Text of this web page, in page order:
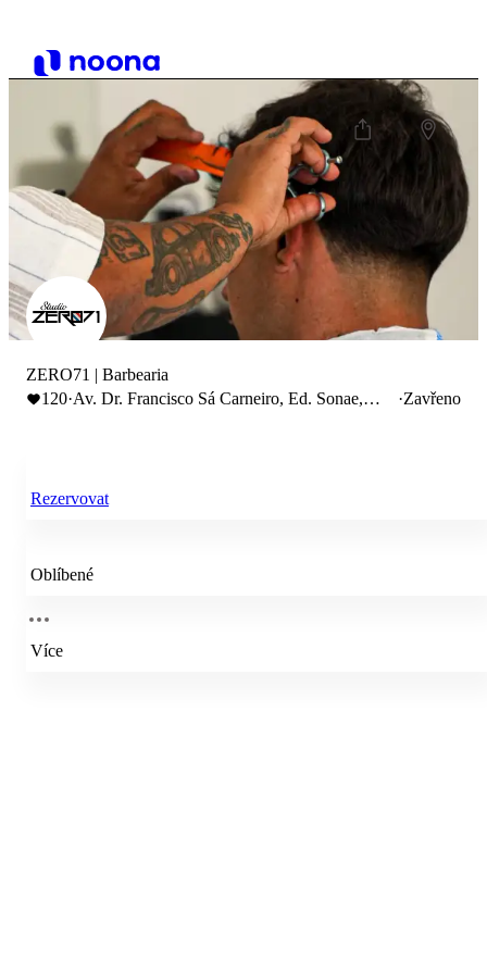
ZERO71 | Barbearia
120·Av. Dr. Francisco Sá Carneiro, Ed. Sonae,
·Zavřeno
Rezervovat
Oblíbené
Více